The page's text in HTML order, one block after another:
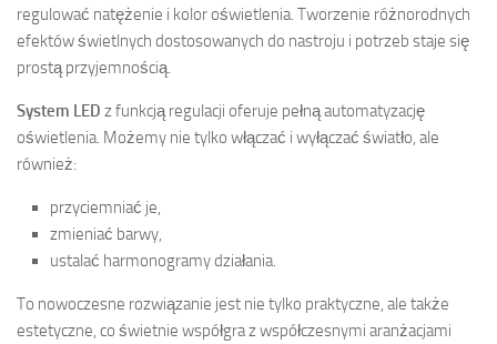
regulować natężenie i kolor oświetlenia. Tworzenie różnorodnych
efektów świetlnych dostosowanych do nastroju i potrzeb staje się
prostą przyjemnością.
System LED z funkcją regulacji oferuje pełną automatyzację
oświetlenia. Możemy nie tylko włączać i wyłączać światło, ale
również:
przyciemniać je,
zmieniać barwy,
ustalać harmonogramy działania.
To nowoczesne rozwiązanie jest nie tylko praktyczne, ale także
estetyczne, co świetnie współgra z współczesnymi aranżacjami